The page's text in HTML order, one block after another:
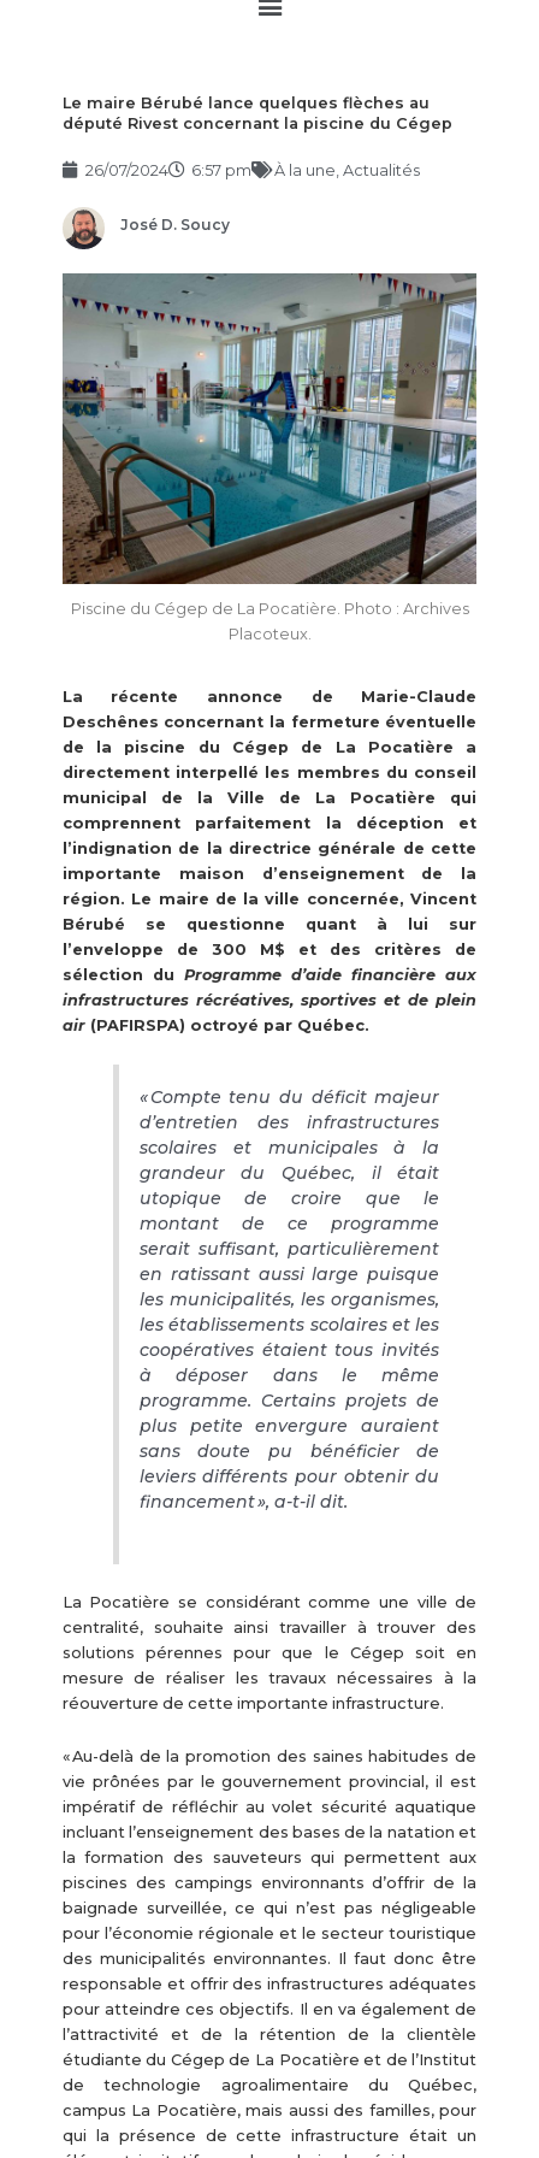
Le maire Bérubé lance quelques flèches au
député Rivest concernant la piscine du Cégep
26/07/2024 6:57 pm À la une Actualités
José D. Soucy
Piscine du Cégep de La Pocatière. Photo : Archives
Placoteux.
La récente annonce de Marie-Claude
Deschênes concernant la fermeture éventuelle
de la piscine du Cégep de La Pocatière a
directement interpellé les membres du conseil
municipal de la Ville de La Pocatière qui
comprennent parfaitement la déception et
l’indignation de la directrice générale de cette
importante maison d’enseignement de la
région. Le maire de la ville concernée, Vincent
Bérubé se questionne quant à lui sur
l’enveloppe de 300 M$ et des critères de
sélection du Programme d’aide financière aux
infrastructures récréatives, sportives et de plein
air (PAFIRSPA) octroyé par Québec.
« Compte tenu du déficit majeur
d’entretien des infrastructures
scolaires et municipales à la
grandeur du Québec, il était
utopique de croire que le
montant de ce programme
serait suffisant, particulièrement
en ratissant aussi large puisque
les municipalités, les organismes,
les établissements scolaires et les
coopératives étaient tous invités
à déposer dans le même
programme. Certains projets de
plus petite envergure auraient
sans doute pu bénéficier de
leviers différents pour obtenir du
financement », a-t-il dit.
La Pocatière se considérant comme une ville de
centralité, souhaite ainsi travailler à trouver des
solutions pérennes pour que le Cégep soit en
mesure de réaliser les travaux nécessaires à la
réouverture de cette importante infrastructure.
« Au-delà de la promotion des saines habitudes de
vie prônées par le gouvernement provincial, il est
impératif de réfléchir au volet sécurité aquatique
incluant l’enseignement des bases de la natation et
la formation des sauveteurs qui permettent aux
piscines des campings environnants d’offrir de la
baignade surveillée, ce qui n’est pas négligeable
pour l’économie régionale et le secteur touristique
des municipalités environnantes. Il faut donc être
responsable et offrir des infrastructures adéquates
pour atteindre ces objectifs. Il en va également de
l’attractivité et de la rétention de la clientèle
étudiante du Cégep de La Pocatière et de l’Institut
de technologie agroalimentaire du Québec,
campus La Pocatière, mais aussi des familles, pour
qui la présence de cette infrastructure était un